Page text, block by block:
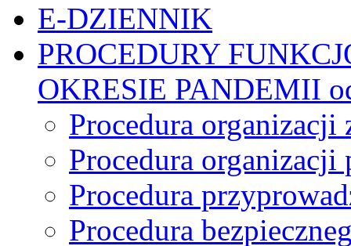
E-DZIENNIK
PROCEDURY
OKRESIE PANDEMII
Procedura
Procedura
Procedura
Procedura